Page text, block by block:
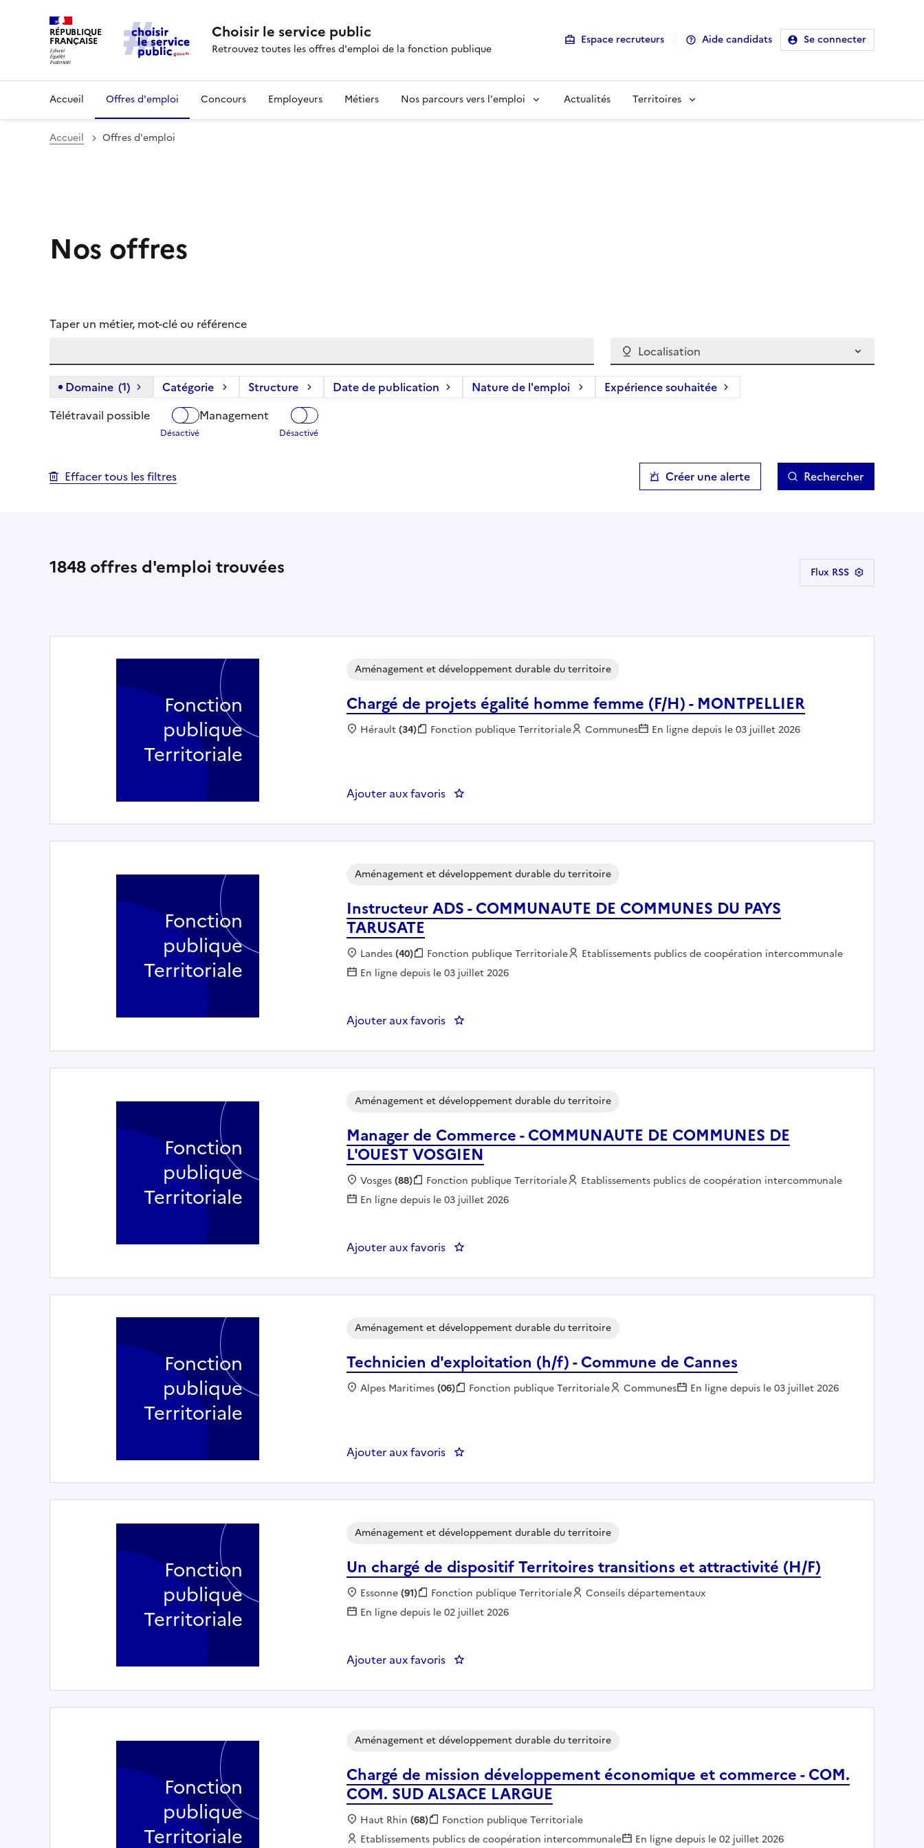
RÉPUBLIQUE
FRANÇAISE Choisir le service public
Retrouvez toutes les offres d'emploi de la fonction publique
Espace recruteurs Aide candidats Se connecter
Accueil Offres d'emploi Concours Employeurs Métiers Nos parcours vers l'emploi Actualités Territoires
Accueil Offres d'emploi
Nos offres
Taper un métier, mot-clé ou référence
Localisation
Domaine (1) (1 filtre actif) :
Catégorie Structure Date de publication Nature de l'emploi
Expérience souhaitée
Télétravail possible
Management
Effacer tous les filtres Créer une alerte Rechercher
1848offres d'emploi trouvées Flux RSS
Chargé de projets égalité homme femme (F/H) - MONTPELLIER
Aménagement et développement durable du territoire
Localisation :
Hérault(34) Fonction publique :
Fonction publique Territoriale Employeur :
Communes En ligne depuis le 03 juillet 2026
Ajouter aux favoris : Chargé de projets égalité homme femme (F/H) - MONTPELLIER
Fonction
publique
Territoriale
Instructeur ADS - COMMUNAUTE DE COMMUNES DU PAYS
TARUSATE
Aménagement et développement durable du territoire
Localisation :
Landes(40) Fonction publique :
Fonction publique Territoriale Employeur :
Etablissements publics de coopération intercommunale
En ligne depuis le 03 juillet 2026
Ajouter aux favoris : Instructeur ADS - COMMUNAUTE DE COMMUNES DU PAYS TARUSATE
Fonction
publique
Territoriale
Manager de Commerce - COMMUNAUTE DE COMMUNES DE
L'OUEST VOSGIEN
Aménagement et développement durable du territoire
Localisation :
Vosges(88) Fonction publique :
Fonction publique Territoriale Employeur :
Etablissements publics de coopération intercommunale
En ligne depuis le 03 juillet 2026
Ajouter aux favoris : Manager de Commerce - COMMUNAUTE DE COMMUNES DE L'OUEST VOSGIEN
Fonction
publique
Territoriale
Technicien d'exploitation (h/f) - Commune de Cannes
Aménagement et développement durable du territoire
Localisation :
Alpes Maritimes(06) Fonction publique :
Fonction publique Territoriale Employeur :
Communes En ligne depuis le 03 juillet 2026
Ajouter aux favoris : Technicien d'exploitation (h/f) - Commune de Cannes
Fonction
publique
Territoriale
Un chargé de dispositif Territoires transitions et attractivité (H/F)
Aménagement et développement durable du territoire
Localisation :
Essonne(91) Fonction publique :
Fonction publique Territoriale Employeur :
Conseils départementaux
En ligne depuis le 02 juillet 2026
Ajouter aux favoris
Fonction
publique
Territoriale
Chargé de mission développement économique et commerce - COM.
COM. SUD ALSACE LARGUE
Aménagement et développement durable du territoire
Localisation :
Haut Rhin(68) Fonction publique :
Fonction publique Territoriale
Employeur :
Etablissements publics de coopération intercommunale En ligne depuis le 02 juillet 2026
Fonction
publique
Territoriale